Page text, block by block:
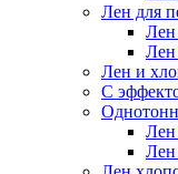
Лен для
Лен
Лен
Лен и
С
Лен
Лен